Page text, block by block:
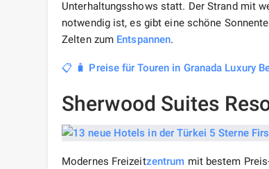
Unterhaltungsshows statt. Der Strand mit
notwendig ist, es gibt eine schöne
Zelten zum Entspannen.
📋 🧳 Preise für Touren in Granada Luxury
Sherwood Suites
Modernes Freizeitzentrum mit bestem